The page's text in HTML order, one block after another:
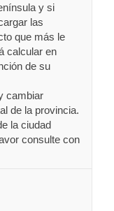
y si
las
que más le
calcular en
de su
cambiar
de la provincia.
la ciudad
consulte con